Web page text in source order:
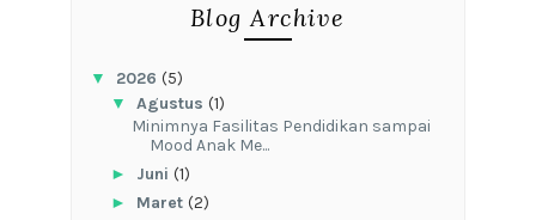
Blog Archive
▼ 2026 (5)
▼ Agustus (1)
‎Minimnya Fasilitas Pendidikan sampai
Mood Anak Me...
► Juni (1)
► Maret (2)